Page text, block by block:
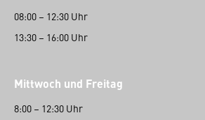
08:00 – 12:30 Uhr
13:30 – 16:00 Uhr
Mittwoch und Freitag
8:00 – 12:30 Uhr